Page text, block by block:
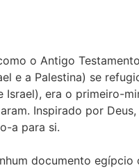
o Antigo
e a Palestina) se
era o primeiro-
Inspirado por
a para si.
documento